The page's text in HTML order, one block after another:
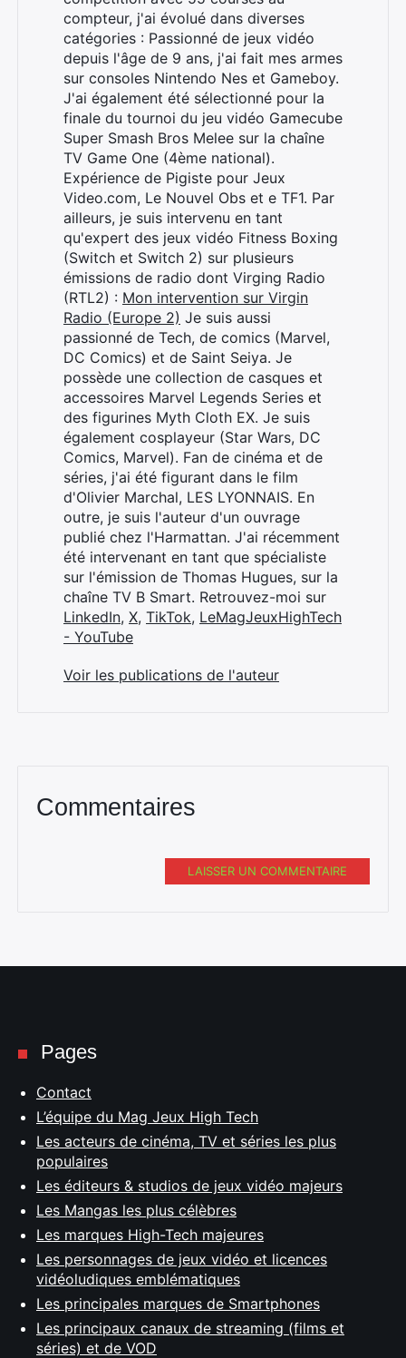
compteur, j'ai évolué dans diverses
catégories : Passionné de jeux vidéo
depuis l'âge de 9 ans, j'ai fait mes armes
sur consoles Nintendo Nes et Gameboy.
J'ai également été sélectionné pour la
finale du tournoi du jeu vidéo Gamecube
Super Smash Bros Melee sur la chaîne
TV Game One (4ème national).
Expérience de Pigiste pour Jeux
Video.com, Le Nouvel Obs et e TF1. Par
ailleurs, je suis intervenu en tant
qu'expert des jeux vidéo Fitness Boxing
(Switch et Switch 2) sur plusieurs
émissions de radio dont Virging Radio
(RTL2) : Mon intervention sur Virgin
Radio (Europe 2) Je suis aussi
passionné de Tech, de comics (Marvel,
DC Comics) et de Saint Seiya. Je
possède une collection de casques et
accessoires Marvel Legends Series et
des figurines Myth Cloth EX. Je suis
également cosplayeur (Star Wars, DC
Comics, Marvel). Fan de cinéma et de
séries, j'ai été figurant dans le film
d'Olivier Marchal, LES LYONNAIS. En
outre, je suis l'auteur d'un ouvrage
publié chez l'Harmattan. J'ai récemment
été intervenant en tant que spécialiste
sur l'émission de Thomas Hugues, sur la
chaîne TV B Smart. Retrouvez-moi sur
LinkedIn, X, TikTok, LeMagJeuxHighTech
- YouTube
Voir les publications de l'auteur
Commentaires
LAISSER UN COMMENTAIRE
Pages
Contact
L’équipe du Mag Jeux High Tech
Les acteurs de cinéma, TV et séries les plus
populaires
Les éditeurs & studios de jeux vidéo majeurs
Les Mangas les plus célèbres
Les marques High-Tech majeures
Les personnages de jeux vidéo et licences
vidéoludiques emblématiques
Les principales marques de Smartphones
Les principaux canaux de streaming (films et
séries) et de VOD
Rechercher
: